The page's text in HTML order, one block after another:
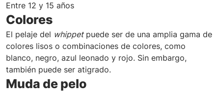
Entre 12 y 15 años
Colores
El pelaje del whippetpuede ser de una amplia gama de
colores lisos o combinaciones de colores, como
blanco, negro, azul leonado y rojo. Sin embargo,
también puede ser atigrado.
Muda de pelo